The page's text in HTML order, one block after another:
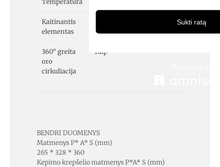
Kaitinantis
elementas
360° greita
oro
cirkuliacija
Taip
BENDRI DUOMENYS
Matmenys P* A* S (mm)
265 * 328 * 360
Kepimo krepšelio matmenys P*A* S (mm)
Sukti ratą